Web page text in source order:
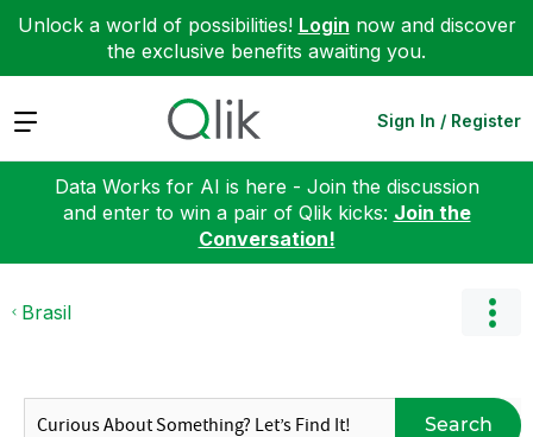
Unlock a world of possibilities! Login now and discover
the exclusive benefits awaiting you.
Expand Sign In / Register
Data Works for AI is here - Join the discussion
and enter to win a pair of Qlik kicks: Join the
Conversation!
Brasil
Search